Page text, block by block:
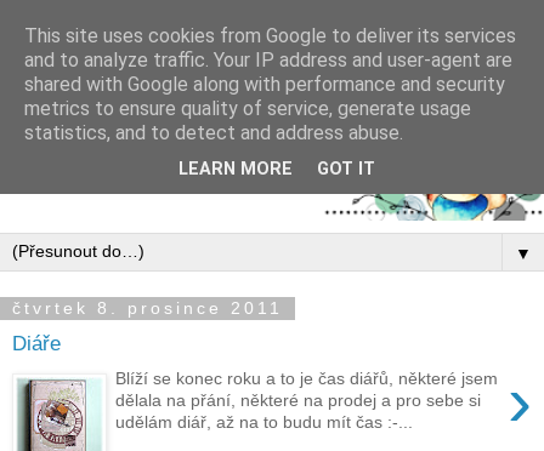
▼
čtvrtek 8. prosince 2011
Diáře
›
Blíží se konec roku a to je čas diářů, některé jsem
dělala na přání, některé na prodej a pro sebe si
udělám diář, až na to budu mít čas :-...
This site uses cookies from Google to deliver its services
and to analyze traffic. Your IP address and user-agent are
shared with Google along with performance and security
metrics to ensure quality of service, generate usage
statistics, and to detect and address abuse.
LEARN MORE GOT IT